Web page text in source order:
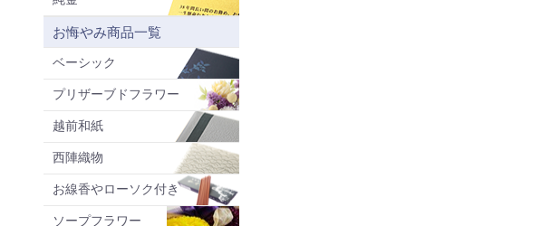
お悔やみ商品一覧
ベーシック
プリザーブドフラワー
越前和紙
西陣織物
お線香やローソク付き
ソープフラワー